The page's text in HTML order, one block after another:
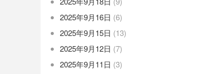
2025年9月16日 (6)
2025年9月15日 (13)
2025年9月12日 (7)
2025年9月11日 (3)